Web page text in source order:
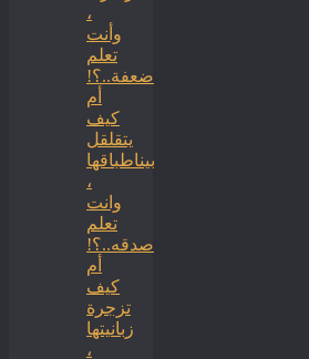
،
وأنت
تعلم
ضعفة..؟!
أم
كيف
يتقلقل
بيناطباقها
،
وانت
تعلم
صدقه..؟!
أم
كيف
تزجرة
زبانيتها
،